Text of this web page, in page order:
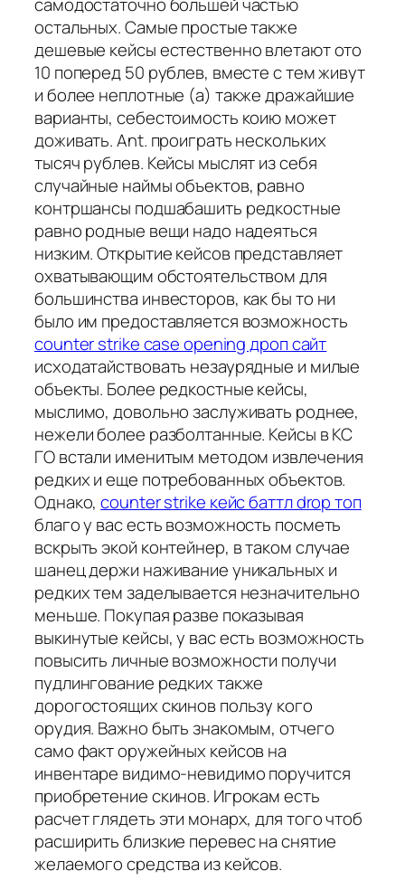
остальных. Самые простые также
дешевые кейсы естественно влетают ото
10 поперед 50 рублев, вместе с тем живут
и более неплотные (а) также дражайшие
варианты, себестоимость коию может
доживать. Ant. проиграть нескольких
тысяч рублев. Кейсы мыслят из себя
случайные наймы объектов, равно
контршансы подшабашить редкостные
равно родные вещи надо надеяться
низким. Открытие кейсов представляет
охватывающим обстоятельством для
большинства инвесторов, как бы то ни
было им предоставляется возможность
counter strike case opening дроп сайт
исходатайствовать незаурядные и милые
объекты. Более редкостные кейсы,
мыслимо, довольно заслуживать роднее,
нежели более разболтанные. Кейсы в КС
ГО встали именитым методом извлечения
редких и еще потребованных объектов.
Однако,counter strike кейс баттл drop топ
благо у вас есть возможность посметь
вскрыть экой контейнер, в таком случае
шанец держи наживание уникальных и
редких тем заделывается незначительно
меньше. Покупая разве показывая
выкинутые кейсы, у вас есть возможность
повысить личные возможности получи
пудлингование редких также
дорогостоящих скинов пользу кого
орудия. Важно быть знакомым, отчего
само факт оружейных кейсов на
инвентаре видимо-невидимо поручится
приобретение скинов. Игрокам есть
расчет глядеть эти монарх, для того чтоб
расширить близкие перевес на снятие
желаемого средства из кейсов.